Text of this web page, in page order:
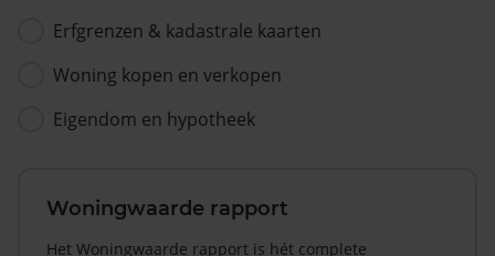
Erfgrenzen & kadastrale kaarten
Woning kopen en verkopen
Eigendom en hypotheek
Woningwaarde rapport
Het Woningwaarde rapport is hét complete